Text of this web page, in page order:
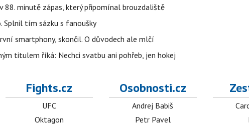
88. minutě zápas, který připomínal brouzdaliště
Splnil tím sázku s fanoušky
smartphony, skončil. O důvodech ale mlčí
titulem říká: Nechci svatbu ani pohřeb, jen hokej
Fights.cz
UFC
Oktagon
Osobnosti.cz
Andrej Babiš
Petr Pavel